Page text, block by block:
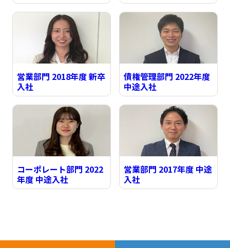
営業部門 2018年度 新卒
入社
債権管理部門 2022年度
中途入社
コーポレート部門 2022
年度 中途入社
営業部門 2017年度 中途
入社